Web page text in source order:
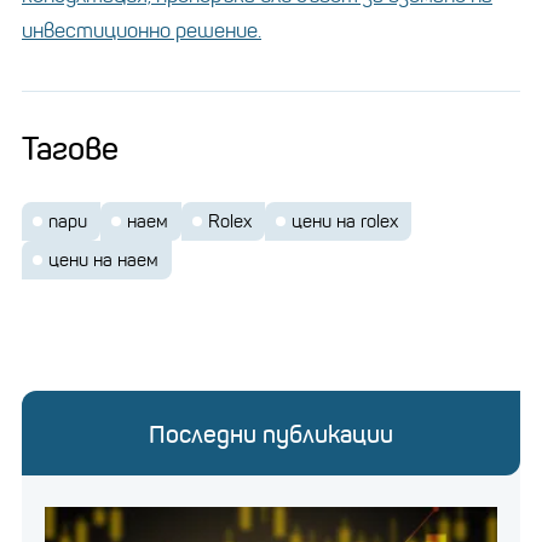
пазар
два пъти през 2024 г.
Цената на златото скочи с 27% миналата
инвестиционно решение.
Тагове
пари наем Rolex
цени на rolex
цени на наем
Последни публикации